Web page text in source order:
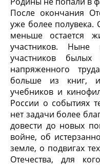
После окончания
уже более
меньше остается
участников. Ныне
участников былых
напряженного
больше из книг,
учебников и
России о событиях
нет задачи более
довести до новых
войне, об
земле, о подвигах
Отечества, для